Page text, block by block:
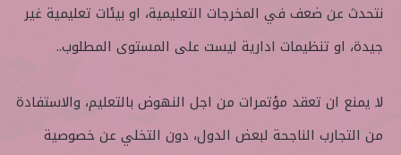
نتحدث عن ضعف في المخرجات التعليمية، او بيئات تعليمية غير
جيدة، او تنظيمات ادارية ليست على المستوى المطلوب..
لا يمنع ان تعقد مؤتمرات من اجل النهوض بالتعليم، والاستفادة
من التجارب الناجحة لبعض الدول، دون التخلي عن خصوصية